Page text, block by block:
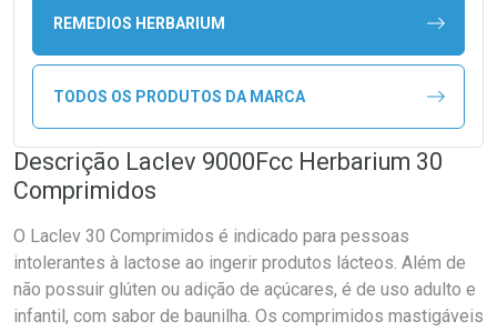
REMEDIOS HERBARIUM
TODOS OS PRODUTOS DA MARCA
Descrição Laclev 9000Fcc Herbarium 30
Comprimidos
O Laclev 30 Comprimidos é indicado para pessoas
intolerantes à lactose ao ingerir produtos lácteos. Além de
não possuir glúten ou adição de açúcares, é de uso adulto e
infantil, com sabor de baunilha. Os comprimidos mastigáveis